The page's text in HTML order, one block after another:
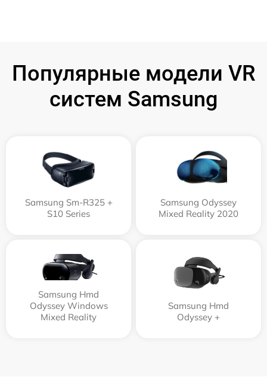
Популярные модели VR
систем Samsung
Samsung Sm-R325 +
S10 Series
Samsung Odyssey
Mixed Reality 2020
Samsung Hmd
Odyssey Windows
Mixed Reality
Samsung Hmd
Odyssey +